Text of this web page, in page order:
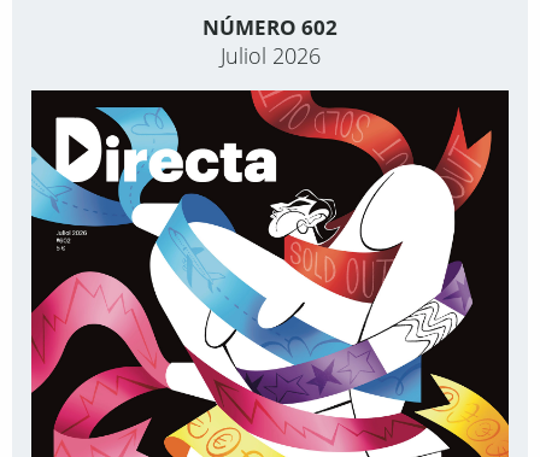
NÚMERO 602
Juliol 2026